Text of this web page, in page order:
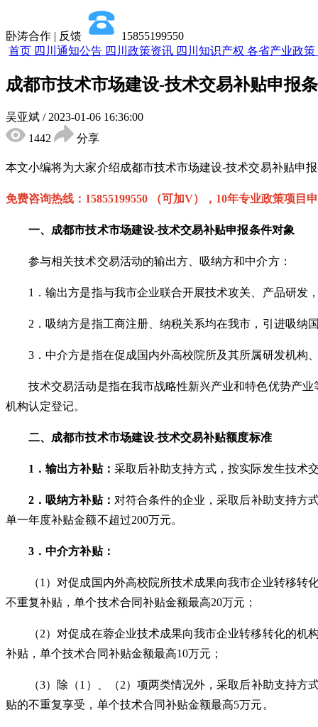
卧涛合作 | 反馈
15855199550
首页 四川通知公告 四川政策资讯 四川知识产权 各省产业政策
成都市技术市场建设-技术交易补贴申报
吴亚斌 / 2023-01-06 16:36:00
1442
分享
本文小编将为大家介绍成都市技术市场建设-技术交易补贴申报
免费咨询热线： 15855199550 （可加V），10年专业政策项目
一、 成都市技术市场建设-技术交易补贴申报条件对象
参与相关技术交易活动的输出方、吸纳方和中介方：
1．输出方是指与我市企业联合开展技术攻关、产品研发
2．吸纳方是指工商注册、纳税关系均在我市，引进吸纳
3．中介方是指在促成国内外高校院所及其所属研发机构
技术交易活动是指在我市战略性新兴产业和特色优势产业
机构认定登记。
二、 成都市技术市场建设-技术交易补贴额度标准
1．输出方补贴： 采取后补助支持方式，按实际发生技术
2．吸纳方补贴： 对符合条件的企业，采取后补助支持方
单一年度补贴金额不超过200万元。
3．中介方补贴：
（1）对促成国内外高校院所技术成果向我市企业转移转
不重复补贴，单个技术合同补贴金额最高20万元；
（2）对促成在蓉企业技术成果向我市企业转移转化的
补贴，单个技术合同补贴金额最高10万元；
（3）除（1）、（2）项两类情况外，采取后补助支持方
贴的不重复享受，单个技术合同补贴金额最高5万元。